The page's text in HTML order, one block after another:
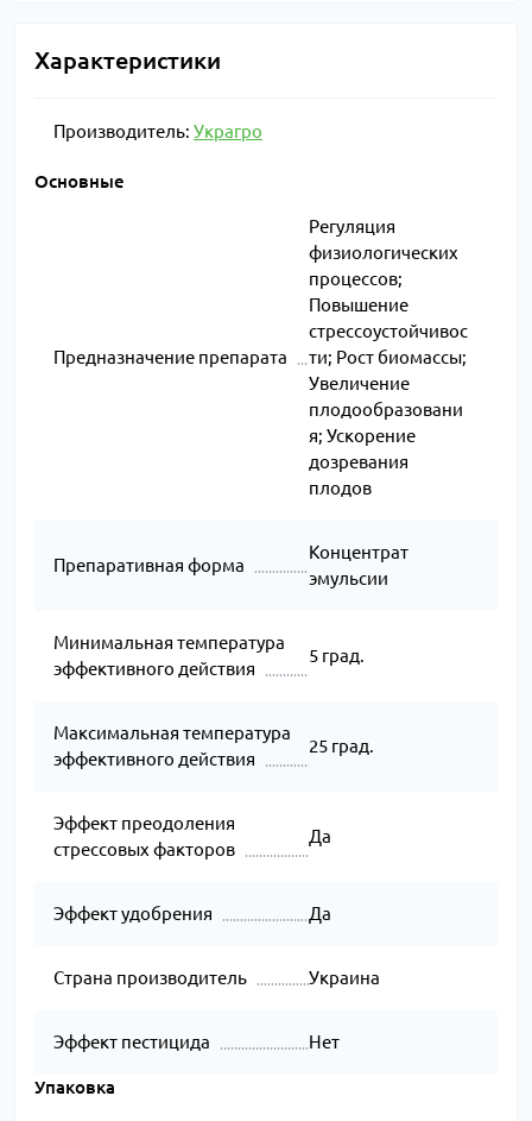
Характеристики
Производитель: Украгро
Основные
Предназначение препарата
Регуляция
физиологических
процессов;
Повышение
стрессоустойчивос
ти; Рост биомассы;
Увеличение
плодообразовани
я; Ускорение
дозревания
плодов
Препаративная форма
Концентрат
эмульсии
Минимальная температура
эффективного действия
5 град.
Максимальная температура
эффективного действия
25 град.
Эффект преодоления
стрессовых факторов
Да
Эффект удобрения Да
Страна производитель Украина
Эффект пестицида Нет
Упаковка